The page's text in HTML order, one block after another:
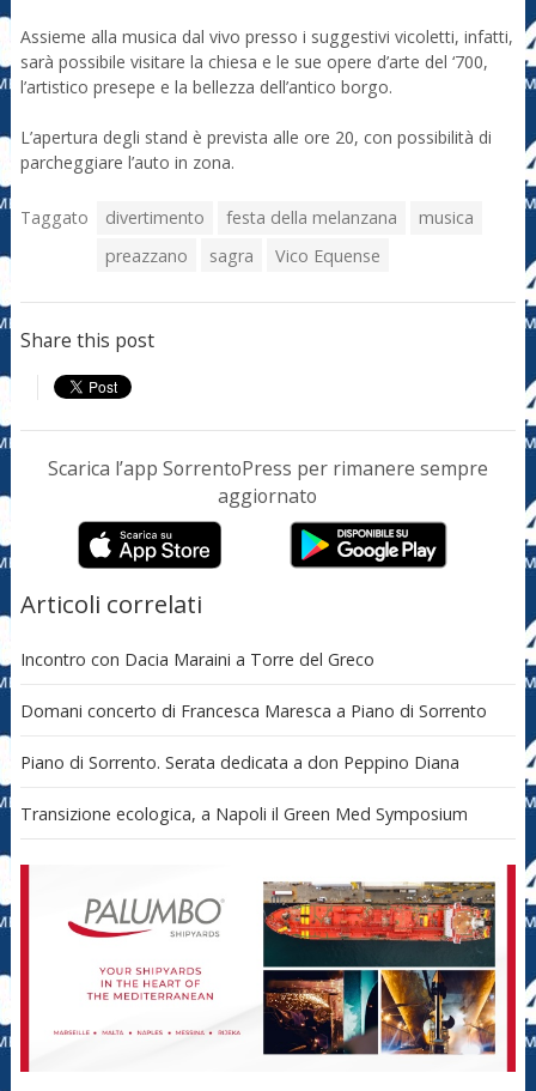
Assieme alla musica dal vivo presso i suggestivi vicoletti, infatti,
sarà possibile visitare la chiesa e le sue opere d’arte del ‘700,
l’artistico presepe e la bellezza dell’antico borgo.
L’apertura degli stand è prevista alle ore 20, con possibilità di
parcheggiare l’auto in zona.
Taggato divertimento festa della melanzana
musica
preazzano
sagra Vico Equense
Share this post
Scarica l’app SorrentoPress per rimanere sempre
aggiornato
Articoli correlati
Incontro con Dacia Maraini a Torre del Greco
Domani concerto di Francesca Maresca a Piano di Sorrento
Piano di Sorrento. Serata dedicata a don Peppino Diana
Transizione ecologica, a Napoli il Green Med Symposium